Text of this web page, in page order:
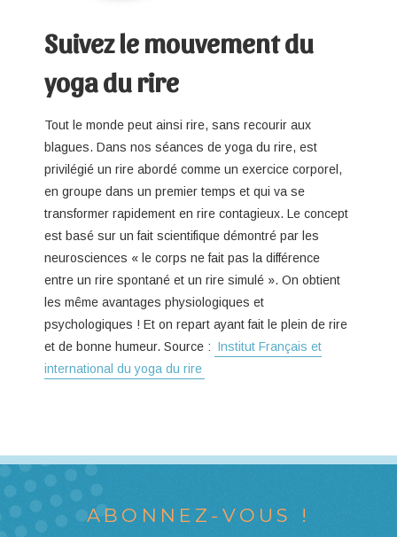
Suivez le mouvement du
yoga du rire
Tout le monde peut ainsi rire, sans recourir aux
blagues. Dans nos séances de yoga du rire, est
privilégié un rire abordé comme un exercice corporel,
en groupe dans un premier temps et qui va se
transformer rapidement en rire contagieux. Le concept
est basé sur un fait scientifique démontré par les
neurosciences « le corps ne fait pas la différence
entre un rire spontané et un rire simulé ». On obtient
les même avantages physiologiques et
psychologiques ! Et on repart ayant fait le plein de rire
et de bonne humeur. Source : Institut Français et
international du yoga du rire
ABONNEZ-VOUS !